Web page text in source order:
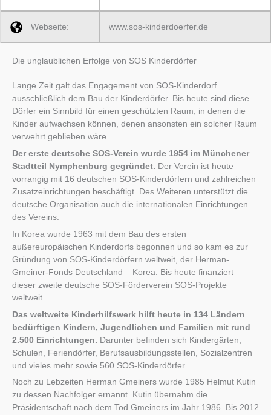
Webseite: www.sos-kinderdoerfer.de
Die unglaublichen Erfolge von SOS Kinderdörfer
Lange Zeit galt das Engagement von SOS-Kinderdorf
ausschließlich dem Bau der Kinderdörfer. Bis heute sind diese
Dörfer ein Sinnbild für einen geschützten Raum, in denen die
Kinder aufwachsen können, denen ansonsten ein solcher Raum
verwehrt geblieben wäre.
Der erste deutsche SOS-Verein wurde 1954 im Münchener
Stadtteil Nymphenburg gegründet. Der Verein ist heute
vorrangig mit 16 deutschen SOS-Kinderdörfern und zahlreichen
Zusatzeinrichtungen beschäftigt. Des Weiteren unterstützt die
deutsche Organisation auch die internationalen Einrichtungen
des Vereins.
In Korea wurde 1963 mit dem Bau des ersten
außereuropäischen Kinderdorfs begonnen und so kam es zur
Gründung von SOS-Kinderdörfern weltweit, der Herman-
Gmeiner-Fonds Deutschland – Korea. Bis heute finanziert
dieser zweite deutsche SOS-Förderverein SOS-Projekte
weltweit.
Das weltweite Kinderhilfswerk hilft heute in 134 Ländern
bedürftigen Kindern, Jugendlichen und Familien mit rund
2.500 Einrichtungen. Darunter befinden sich Kindergärten,
Schulen, Feriendörfer, Berufsausbildungsstellen, Sozialzentren
und vieles mehr sowie 560 SOS-Kinderdörfer.
Noch zu Lebzeiten Herman Gmeiners wurde 1985 Helmut Kutin
zu dessen Nachfolger ernannt. Kutin übernahm die
Präsidentschaft nach dem Tod Gmeiners im Jahr 1986. Bis 2012